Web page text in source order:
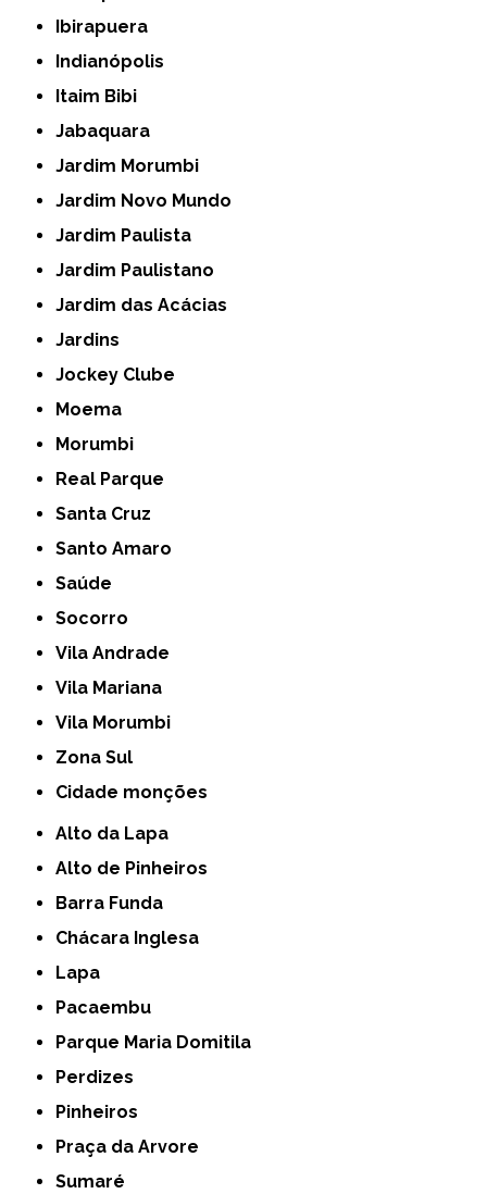
Ibirapuera
Indianópolis
Itaim Bibi
Jabaquara
Jardim Morumbi
Jardim Novo Mundo
Jardim Paulista
Jardim Paulistano
Jardim das Acácias
Jardins
Jockey Clube
Moema
Morumbi
Real Parque
Santa Cruz
Santo Amaro
Saúde
Socorro
Vila Andrade
Vila Mariana
Vila Morumbi
Zona Sul
cidade monções
Alto da Lapa
Alto de Pinheiros
Barra Funda
Chácara Inglesa
Lapa
Pacaembu
Parque Maria Domitila
Perdizes
Pinheiros
Praça da Arvore
Sumaré